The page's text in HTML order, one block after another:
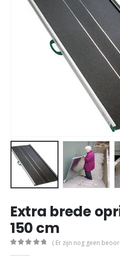
Extra brede
150 cm
( Er zijn nog geen